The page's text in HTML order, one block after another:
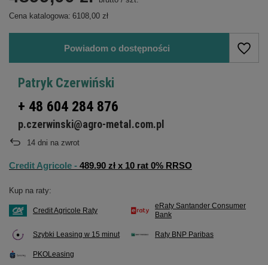
Cena katalogowa: 6108,00 zł
Powiadom o dostępności
Patryk Czerwiński
+ 48 604 284 876
p.czerwinski@agro-metal.com.pl
14 dni na zwrot
Credit Agricole - 489.90 zł x 10 rat 0% RRSO
Kup na raty:
Credit Agricole Raty
eRaty Santander Consumer
Bank
Szybki Leasing w 15 minut Raty BNP Paribas
PKOLeasing